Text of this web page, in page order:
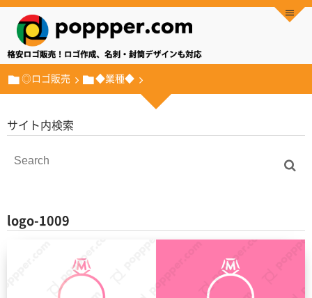
◎ロゴ販売 ◆業種◆
サイト内検索
logo-1009